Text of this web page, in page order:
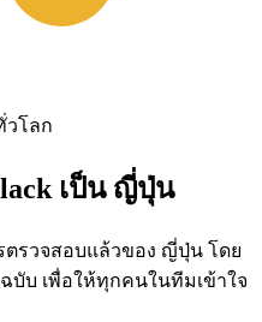
วโลก
เป็น ญี่ปุ่น
ตรวจสอบแล้วของ ญี่ปุ่น โดย
บ เพื่อให้ทุกคนในทีมเข้าใจ